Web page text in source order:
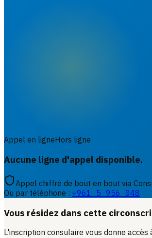
Appel en ligneHors ligne
Aucune ligne d'appel disponible.
Appel chiffré de bout en bout via
Ou par téléphone : +961 5 956 048
Vous résidez dans cette
L'inscription consulaire vous donne